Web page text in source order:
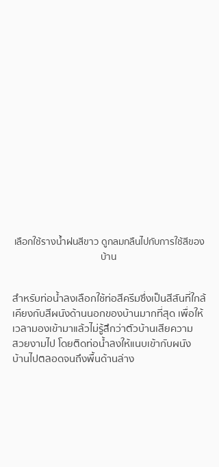
เลือกใช้รางน้ำฝนสีขาว ดูกลมกลืนไปกับการใช้สีของ
บ้าน
สำหรับท่อน้ำลงเลือกใช้ท่อสีครีมซึ่งเป็นสีสันที่ใกล้
เคียงกับสีผนังด้านนอกของบ้านมากที่สุด เพื่อให้
เวลามองเข้ามาแล้วไม่รู้สึกว่าตัวบ้านเสียความ
สวยงามไป โดยติดท่อน้ำลงให้แนบเข้ากับผนัง
บ้านไปตลอดจนถึงพื้นด้านล่าง